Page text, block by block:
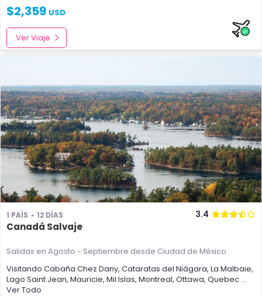
$2,359 USD
Ver Viaje
1 PAÍS 12 DÍAS 3.4
Canadá Salvaje
Salidas en Agosto - Septiembre desde Ciudad de México
Visitando Cabaña Chez Dany, Cataratas del Niágara, La Malbaie,
Lago Saint Jean, Mauricie, Mil Islas, Montreal, Ottawa, Quebec ...
Ver Todo